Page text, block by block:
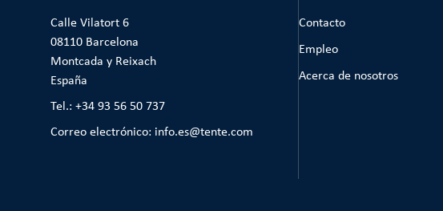
Calle Vilatort 6
08110 Barcelona
Montcada y Reixach
España
Tel.: +34 93 56 50 737
Correo electrónico: info.es@tente.com
Contacto
Empleo
Acerca de nosotros